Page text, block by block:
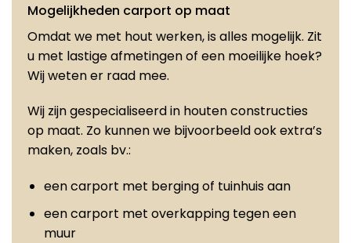
Mogelijkheden carport op maat
Omdat we met hout werken, is alles mogelijk. Zit
u met lastige afmetingen of een moeilijke hoek?
Wij weten er raad mee.
Wij zijn gespecialiseerd in houten constructies
op maat. Zo kunnen we bijvoorbeeld ook extra’s
maken, zoals bv.:
een carport met berging of tuinhuis aan
een carport met overkapping tegen een
muur